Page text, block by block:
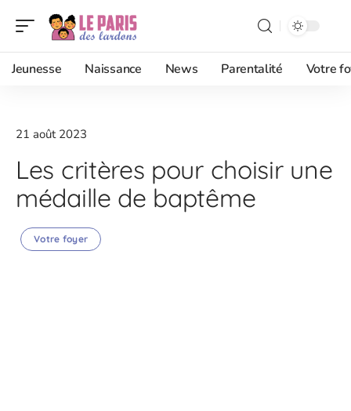
Jeunesse Naissance News Parentalité Votre
21 août 2023
Les critères pour choisir une
médaille de baptême
Votre foyer